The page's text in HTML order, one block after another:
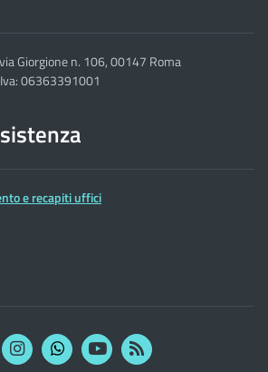
Giorgione n. 106, 00147 Roma
06363391001
e recapiti uffici
Instagram
YouTubeRSS